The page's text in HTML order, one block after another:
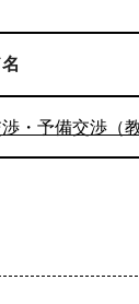
・予備交渉（